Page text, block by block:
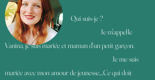
Qui suis-je ?
Je m'appelle
Vanina, je suis mariée et maman d'un petit garçon.
Je me suis
mariée avec mon amour de jeunesse....Ce qui doit